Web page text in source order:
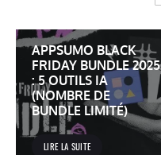
APPSUMO BLACK
FRIDAY BUNDLE 2025
: 5 OUTILS IA
(NOMBRE DE
BUNDLE LIMITÉ)
LIRE LA SUITE